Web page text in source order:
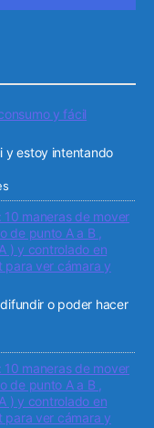
y fácil
y estoy intentando
10 maneras de mover
de punto A a B ,
) y controlado en
para ver cámara y
o poder hacer
10 maneras de mover
de punto A a B ,
) y controlado en
para ver cámara y